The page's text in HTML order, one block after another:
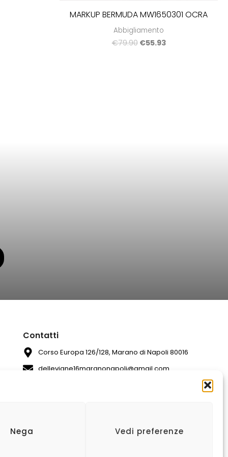
Nega Vedi preferenze
MARKUP BERMUDA MW1650301 OCRA
Abbigliamento
€79.90 €55.93
Contatti
Corso Europa 126/128, Marano di Napoli 80016
dellevigne16maranonapoli@gmail.com